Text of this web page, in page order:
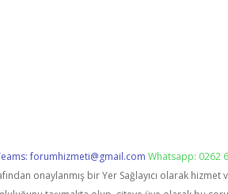
forumhizmeti@gmail.com Whatsapp: 0262
onaylanmış bir Yer Sağlayıcı olarak